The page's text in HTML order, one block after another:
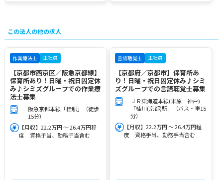
この法人の他の求人
作業療法士 正社員
【京都市西京区／阪急京都線】
保育所あり！日曜・祝日固定休
み♪シミズグループでの作業療
法士募集
阪急京都本線「桂駅」（徒歩
15分）
【月収】22.2万円 ～ 26.4万円程
度 資格手当、勤務手当含む
言語聴覚士 正社員
【京都府／京都市】保育所あ
り！日曜・祝日固定休み♪シミ
ズグループでの言語聴覚士募集
ＪＲ東海道本線(米原－神戸)
「桂川(京都)駅」（バス・車15
分）
【月収】22.2万円 ～ 26.4万円程
度 資格手当、勤務手当含む